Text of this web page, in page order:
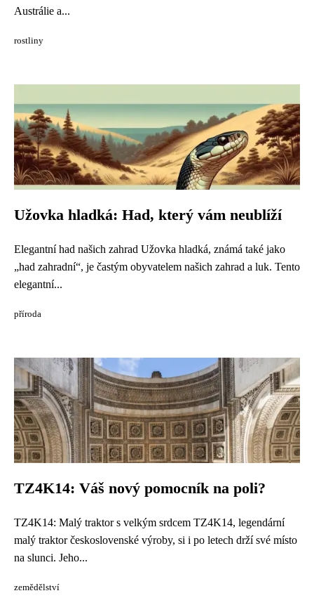
Austrálie a...
rostliny
Užovka hladká: Had, který vám neublíží
Elegantní had našich zahrad Užovka hladká, známá také jako
„had zahradní“, je častým obyvatelem našich zahrad a luk. Tento
elegantní...
příroda
TZ4K14: Váš nový pomocník na poli?
TZ4K14: Malý traktor s velkým srdcem TZ4K14, legendární
malý traktor československé výroby, si i po letech drží své místo
na slunci. Jeho...
zemědělství